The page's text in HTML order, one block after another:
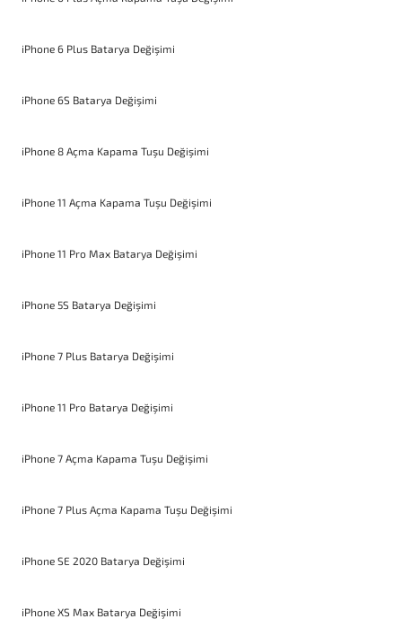
iPhone 6 Plus Batarya Değişimi
iPhone 6S Batarya Değişimi
iPhone 8 Açma Kapama Tuşu Değişimi
iPhone 11 Açma Kapama Tuşu Değişimi
iPhone 11 Pro Max Batarya Değişimi
iPhone 5S Batarya Değişimi
iPhone 7 Plus Batarya Değişimi
iPhone 11 Pro Batarya Değişimi
iPhone 7 Açma Kapama Tuşu Değişimi
iPhone 7 Plus Açma Kapama Tuşu Değişimi
iPhone SE 2020 Batarya Değişimi
iPhone XS Max Batarya Değişimi